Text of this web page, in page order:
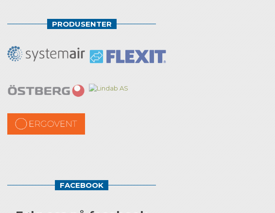
PRODUSENTER
FACEBOOK